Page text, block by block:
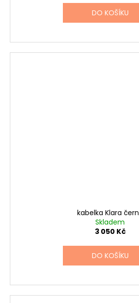
DO KOŠÍKU
kabelka Klara
Skladem
3 050 Kč
DO KOŠÍKU